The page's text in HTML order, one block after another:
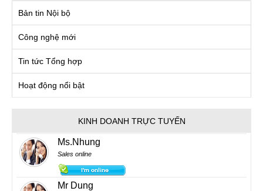
Bản tin Nội bộ
Công nghệ mới
Tin tức Tổng hợp
Hoạt động nổi bật
KINH DOANH TRỰC TUYẾN
Ms.Nhung
Sales online
Mr Dung